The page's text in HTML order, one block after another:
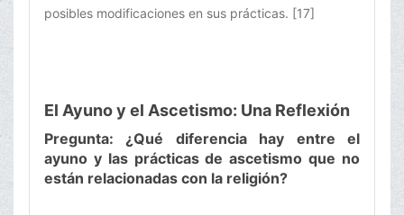
posibles modificaciones en sus prácticas. [17]
El Ayuno y el Ascetismo: Una Reflexión
Pregunta: ¿Qué diferencia hay entre el
ayuno y las prácticas de ascetismo que no
están relacionadas con la religión?